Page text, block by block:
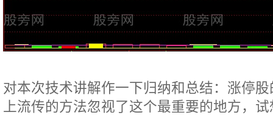
对本次技术讲解作一下归纳和总结：涨停
上流传的方法忽视了这个最重要的地方，